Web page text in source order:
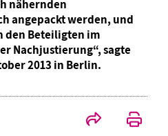
nähernden
angepackt werden, und
den Beteiligten im
Nachjustierung“, sagte
2013 in Berlin.